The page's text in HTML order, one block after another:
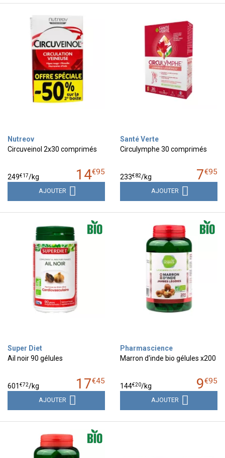
Nutreov
Circuveinol 2x30 comprimés
14€95
249€17/kg
AJOUTER
Santé Verte
Circulymphe 30 comprimés
7€95
233€82/kg
AJOUTER
Super Diet
Ail noir 90 gélules
17€45
601 €72/kg
AJOUTER
Pharmascience
Marron d'inde bio gélules x200
9€95
144€20/kg
AJOUTER